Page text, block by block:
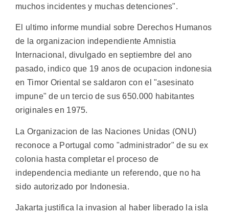
muchos incidentes y muchas detenciones".
El ultimo informe mundial sobre Derechos Humanos
de la organizacion independiente Amnistia
Internacional, divulgado en septiembre del ano
pasado, indico que 19 anos de ocupacion indonesia
en Timor Oriental se saldaron con el "asesinato
impune" de un tercio de sus 650.000 habitantes
originales en 1975.
La Organizacion de las Naciones Unidas (ONU)
reconoce a Portugal como "administrador" de su ex
colonia hasta completar el proceso de
independencia mediante un referendo, que no ha
sido autorizado por Indonesia.
Jakarta justifica la invasion al haber liberado la isla